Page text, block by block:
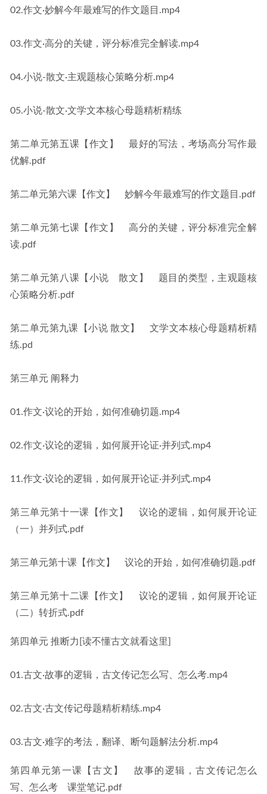
02.作文·妙解今年最难写的作文题目.mp4
03.作文·高分的关键，评分标准完全解读.mp4
04.小说-散文·主观题核心策略分析.mp4
05.小说-散文·文学文本核心母题精析精练
第二单元第五课【作文】　最好的写法，考场高分写作最
优解.pdf
第二单元第六课【作文】　妙解今年最难写的作文题目.pdf
第二单元第七课【作文】　高分的关键，评分标准完全解
读.pdf
第二单元第八课【小说　散文】　题目的类型，主观题核
心策略分析.pdf
第二单元第九课【小说 散文】　文学文本核心母题精析精
练.pd
第三单元 阐释力
01.作文·议论的开始，如何准确切题.mp4
02.作文·议论的逻辑，如何展开论证·并列式.mp4
11.作文·议论的逻辑，如何展开论证·并列式.mp4
第三单元第十一课【作文】　议论的逻辑，如何展开论证
（一）并列式.pdf
第三单元第十课【作文】　议论的开始，如何准确切题.pdf
第三单元第十二课【作文】　议论的逻辑，如何展开论证
（二）转折式.pdf
第四单元 推断力[读不懂古文就看这里]
01.古文·故事的逻辑，古文传记怎么写、怎么考.mp4
02.古文·古文传记母题精析精练.mp4
03.古文·难字的考法，翻译、断句题解法分析.mp4
第四单元第一课【古文】　故事的逻辑，古文传记怎么
写、怎么考　课堂笔记.pdf